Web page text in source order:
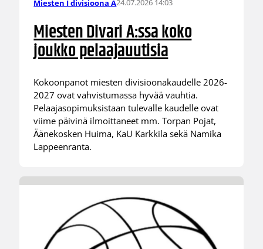
Miesten I divisioona A24.07.2026 14:03
Miesten Divari A:ssa koko
joukko pelaajauutisia
Kokoonpanot miesten divisioonakaudelle 2026-
2027 ovat vahvistumassa hyvää vauhtia.
Pelaajasopimuksistaan tulevalle kaudelle ovat
viime päivinä ilmoittaneet mm. Torpan Pojat,
Äänekosken Huima, KaU Karkkila sekä Namika
Lappeenranta.